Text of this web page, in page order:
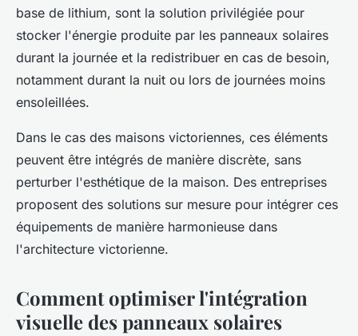
base de lithium, sont la solution privilégiée pour
stocker l'énergie produite par les panneaux solaires
durant la journée et la redistribuer en cas de besoin,
notamment durant la nuit ou lors de journées moins
ensoleillées.
Dans le cas des maisons victoriennes, ces éléments
peuvent être intégrés de manière discrète, sans
perturber l'esthétique de la maison. Des entreprises
proposent des solutions sur mesure pour intégrer ces
équipements de manière harmonieuse dans
l'architecture victorienne.
Comment optimiser l'intégration
visuelle des panneaux solaires